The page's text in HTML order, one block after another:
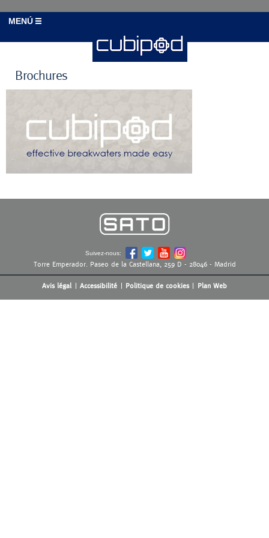
MENÚ
Brochures
Suivez-nous:
Torre Emperador. Paseo de la Castellana, 259 D - 28046 - Madrid
Avis légal Accessibilité Politique de cookies Plan Web